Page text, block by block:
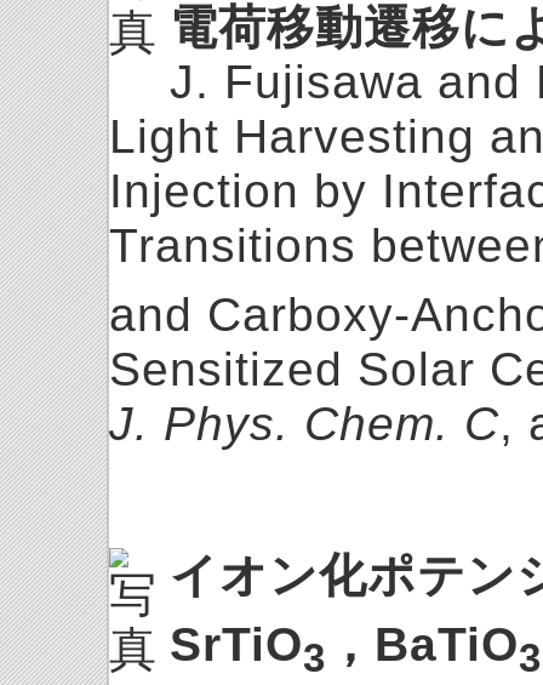
電荷移動遷移に
J. Fujisawa and
Light Harvesting
Injection by
Transitions
and Carboxy-
Sensitized Solar
J. Phys. Chem. C,
イオン化ポテン
SrTiO3 ，BaTiO3